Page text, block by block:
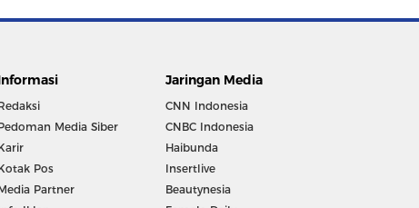
Media Siber
Pos
Partner
Jaringan Media
CNN Indonesia
CNBC Indonesia
Haibunda
Insertlive
Beautynesia